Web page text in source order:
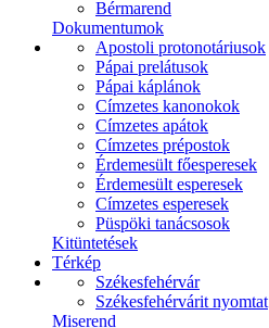
Bérmarend
Dokumentumok
Apostoli protonotáriusok
Pápai prelátusok
Pápai káplánok
Címzetes kanonokok
Címzetes apátok
Címzetes prépostok
Érdemesült főesperesek
Érdemesült esperesek
Címzetes esperesek
Püspöki tanácsosok
Kitüntetések
Térkép
Székesfehérvár
Székesfehérvárit nyomtat
Miserend